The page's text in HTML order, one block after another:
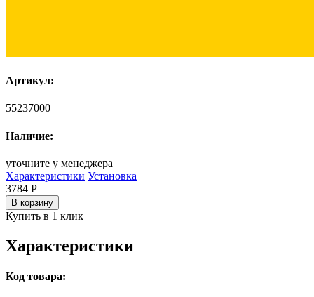
Артикул:
55237000
Наличие:
уточните у менеджера
Характеристики Установка
3784 Р
В корзину
Купить в 1 клик
Характеристики
Код товара: